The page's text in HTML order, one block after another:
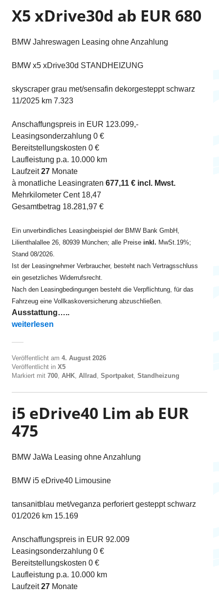
X5 xDrive30d ab EUR 680
BMW Jahreswagen Leasing ohne Anzahlung
BMW x5 xDrive30d STANDHEIZUNG
skyscraper grau met/sensafin dekorgesteppt schwarz
11/2025 km 7.323
Anschaffungspreis in EUR 123.099,-
Leasingsonderzahlung 0 €
Bereitstellungskosten 0 €
Laufleistung p.a. 10.000 km
Laufzeit27 Monate
à monatliche Leasingraten 677,11 € incl. Mwst.
Mehrkilometer Cent 18,47
Gesamtbetrag 18.281,97 €
Ein unverbindliches Leasingbeispiel der BMW Bank GmbH,
Lilienthalallee 26, 80939 München; alle Preise inkl. MwSt.19%;
Stand 08/2026.
Ist der Leasingnehmer Verbraucher, besteht nach Vertragsschluss
ein gesetzliches Widerrufsrecht.
Nach den Leasingbedingungen besteht die Verpflichtung, für das
Fahrzeug eine Vollkaskoversicherung abzuschließen.
Ausstattung…..
„X5 xDrive30d ab EUR 680“
weiterlesen
Veröffentlicht am 4. August 2026
Veröffentlicht in X5
Markiert mit 700, AHK, Allrad , Sportpaket, Standheizung
i5 eDrive40 Lim ab EUR
475
BMW JaWa Leasing ohne Anzahlung
BMW i5 eDrive40 Limousine
tansanitblau met/veganza perforiert gesteppt schwarz
01/2026 km 15.169
Anschaffungspreis in EUR 92.009
Leasingsonderzahlung 0 €
Bereitstellungskosten 0 €
Laufleistung p.a. 10.000 km
Laufzeit27 Monate